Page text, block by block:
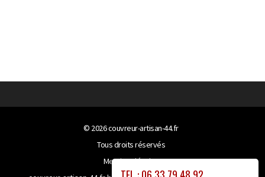
© 2026couvreur-artisan-44.fr
Tous droits réservés
Mentions légales